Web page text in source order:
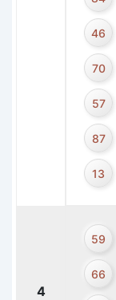
46
70
57
87
13
4
59
66